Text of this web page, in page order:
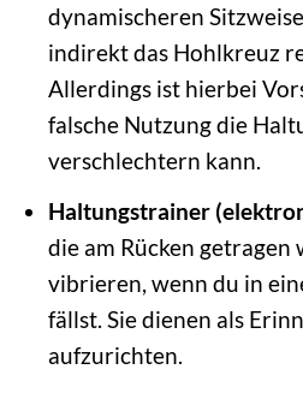
dynamischeren
indirekt das Hohlkreuz
Allerdings ist hierbei
falsche Nutzung die
verschlechtern kann.
Haltungstrainer
die am Rücken getragen
vibrieren, wenn du in
fällst. Sie dienen als
aufzurichten.